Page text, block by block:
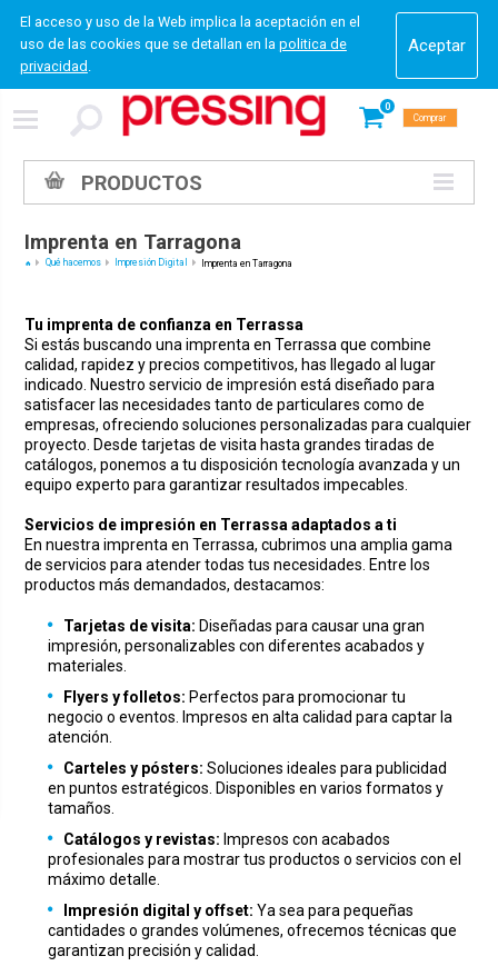
El acceso y uso de la Web implica la aceptación en el
uso de las cookies que se detallan en la politica de
privacidad .
0
Comprar
PRODUCTOS
Imprenta en Tarragona
Qué hacemos Impresión Digital Imprenta en Tarragona
Tu imprenta de confianza en Terrassa
Si estás buscando una imprenta en Terrassa que combine
calidad, rapidez y precios competitivos, has llegado al lugar
indicado. Nuestro servicio de impresión está diseñado para
satisfacer las necesidades tanto de particulares como de
empresas, ofreciendo soluciones personalizadas para cualquier
proyecto. Desde tarjetas de visita hasta grandes tiradas de
catálogos, ponemos a tu disposición tecnología avanzada y un
equipo experto para garantizar resultados impecables.
Servicios de impresión en Terrassa adaptados a ti
En nuestra imprenta en Terrassa, cubrimos una amplia gama
de servicios para atender todas tus necesidades. Entre los
productos más demandados, destacamos:
Tarjetas de visita: Diseñadas para causar una gran
impresión, personalizables con diferentes acabados y
materiales.
Flyers y folletos: Perfectos para promocionar tu
negocio o eventos. Impresos en alta calidad para captar la
atención.
Carteles y pósters: Soluciones ideales para publicidad
en puntos estratégicos. Disponibles en varios formatos y
tamaños.
Catálogos y revistas: Impresos con acabados
profesionales para mostrar tus productos o servicios con el
máximo detalle.
Impresión digital y offset: Ya sea para pequeñas
cantidades o grandes volúmenes, ofrecemos técnicas que
garantizan precisión y calidad.